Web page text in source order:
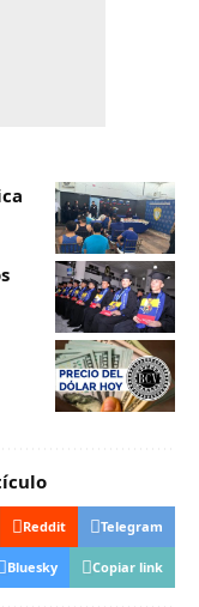
Reddit Telegram
Bluesky Copiar link